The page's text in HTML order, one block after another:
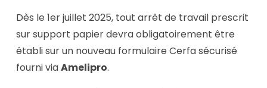
Dès le 1er juillet 2025, tout arrêt de travail prescrit
sur support papier devra obligatoirement être
établi sur un nouveau formulaire Cerfa sécurisé
fourni viaAmelipro.